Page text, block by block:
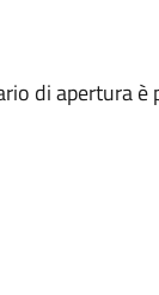
di apertura è